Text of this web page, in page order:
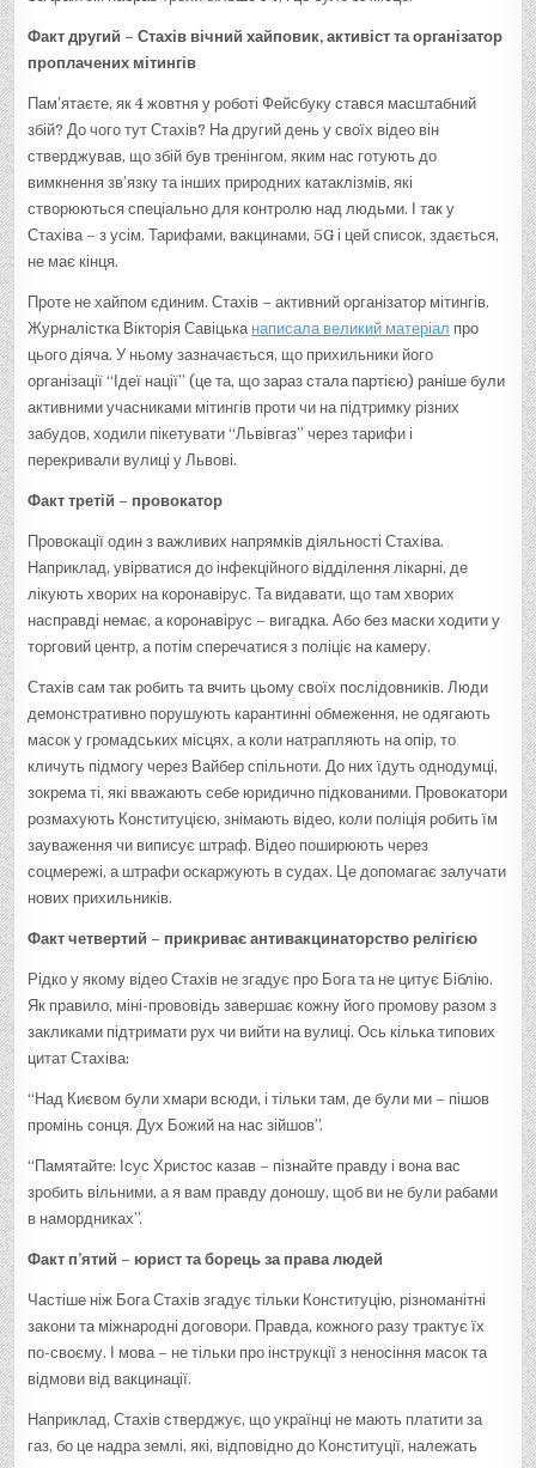
Факт другий – Стахів вічний хайповик, активіст та організатор
проплачених мітингів
Пам’ятаєте, як 4 жовтня у роботі Фейсбуку стався масштабний
збій? До чого тут Стахів? На другий день у своїх відео він
стверджував, що збій був тренінгом, яким нас готують до
вимкнення зв’язку та інших природних катаклізмів, які
створюються спеціально для контролю над людьми. І так у
Стахіва – з усім. Тарифами, вакцинами, 5G і цей список, здається,
не має кінця.
Проте не хайпом єдиним. Стахів – активний організатор мітингів.
Журналістка Вікторія Савіцька написала великий матеріал про
цього діяча. У ньому зазначається, що прихильники його
організації “Ідеї нації” (це та, що зараз стала партією) раніше були
активними учасниками мітингів проти чи на підтримку різних
забудов, ходили пікетувати “Львівгаз” через тарифи і
перекривали вулиці у Львові.
Факт третій – провокатор
Провокації один з важливих напрямків діяльності Стахіва.
Наприклад, увірватися до інфекційного відділення лікарні, де
лікують хворих на коронавірус. Та видавати, що там хворих
насправді немає, а коронавірус – вигадка. Або без маски ходити у
торговий центр, а потім сперечатися з поліціє на камеру.
Стахів сам так робить та вчить цьому своїх послідовників. Люди
демонстративно порушують карантинні обмеження, не одягають
масок у громадських місцях, а коли натрапляють на опір, то
кличуть підмогу через Вайбер спільноти. До них їдуть однодумці,
зокрема ті, які вважають себе юридично підкованими. Провокатори
розмахують Конституцією, знімають відео, коли поліція робить їм
зауваження чи виписує штраф. Відео поширюють через
соцмережі, а штрафи оскаржують в судах. Це допомагає залучати
нових прихильників.
Факт четвертий – прикриває антивакцинаторство релігією
Рідко у якому відео Стахів не згадує про Бога та не цитує Біблію.
Як правило, міні-прововідь завершає кожну його промову разом з
закликами підтримати рух чи вийти на вулиці. Ось кілька типових
цитат Стахіва:
“Над Києвом були хмари всюди, і тільки там, де були ми – пішов
промінь сонця. Дух Божий на нас зійшов”.
“Памятайте: Ісус Христос казав – пізнайте правду і вона вас
зробить вільними, а я вам правду доношу, щоб ви не були рабами
в намордниках”.
Факт п’ятий – юрист та борець за права людей
Частіше ніж Бога Стахів згадує тільки Конституцію, різноманітні
закони та міжнародні договори. Правда, кожного разу трактує їх
по-своєму. І мова – не тільки про інструкції з неносіння масок та
відмови від вакцинації.
Наприклад, Стахів стверджує, що українці не мають платити за
газ, бо це надра землі, які, відповідно до Конституції, належать